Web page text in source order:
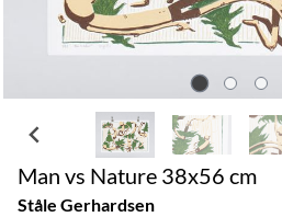
Man vs Nature 38x56 cm
Ståle Gerhardsen